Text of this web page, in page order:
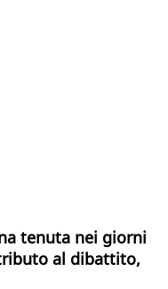
tenuta nei giorni
al dibattito,